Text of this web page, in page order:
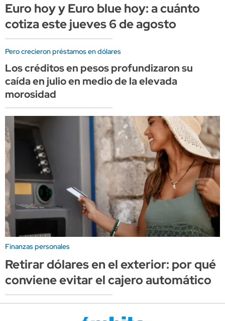
Euro hoy y Euro blue hoy: a cuánto
cotiza este jueves 6 de agosto
Pero crecieron préstamos en dólares
Los créditos en pesos profundizaron su
caída en julio en medio de la elevada
morosidad
Finanzas personales
Retirar dólares en el exterior: por qué
conviene evitar el cajero automático